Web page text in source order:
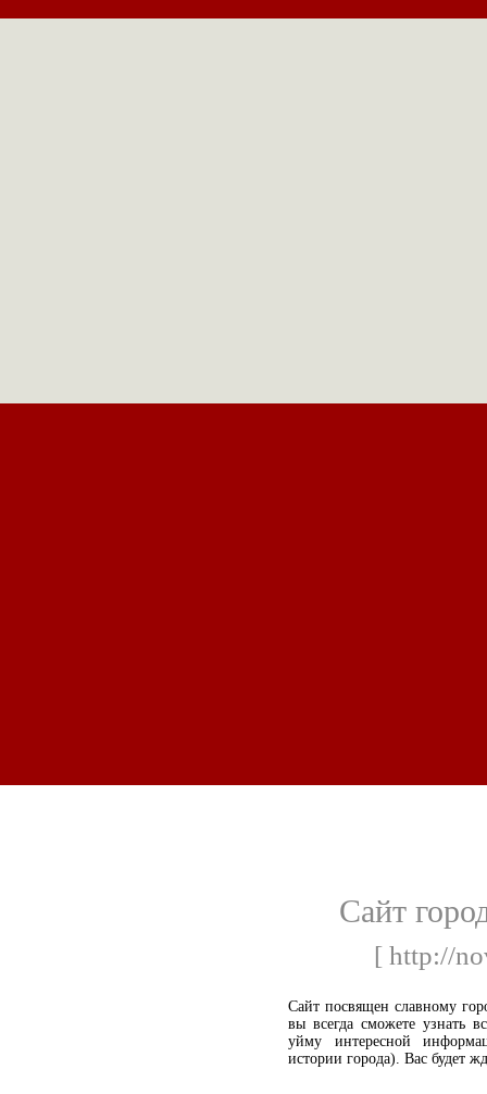
Сайт
[ http://
Сайт посвящен славному
вы всегда сможете узнать
уйму интересной
истории города). Вас будет